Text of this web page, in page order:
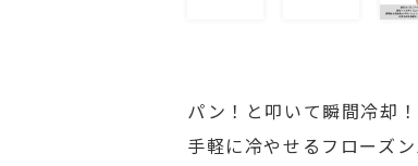
パン！と叩いて瞬間冷却！
手軽に冷やせるフローズ